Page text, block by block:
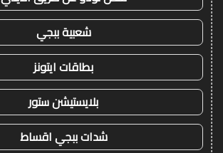
شعبية ببجي
بطاقات ايتونز
بلايستيشن ستور
شدات ببجي اقساط